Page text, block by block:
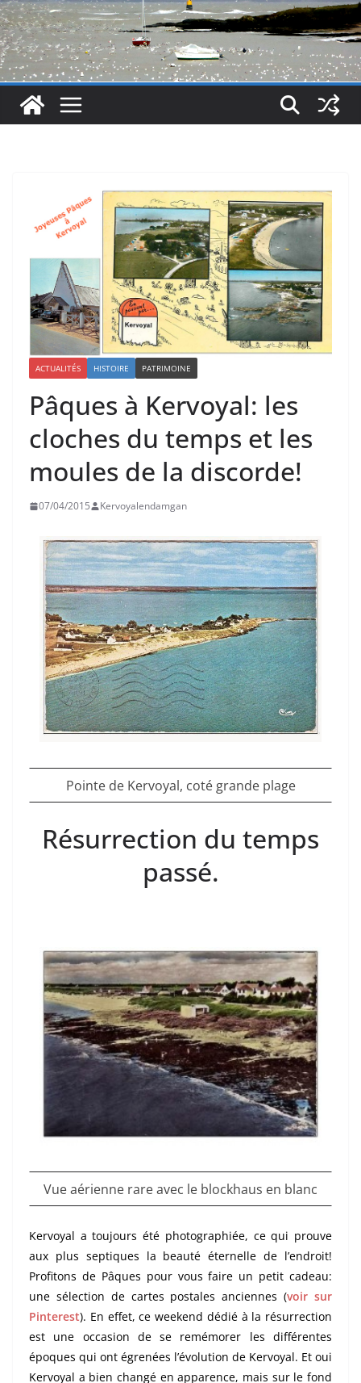
ACTUALITÉS HISTOIRE PATRIMOINE
Pâques à Kervoyal: les
cloches du temps et les
moules de la discorde!
07/04/2015 Kervoyalendamgan
Pointe de Kervoyal, coté grande plage
Résurrection du temps
passé.
Vue aérienne rare avec le blockhaus en blanc
Kervoyal a toujours été photographiée, ce qui prouve
aux plus septiques la beauté éternelle de l’endroit!
Profitons de Pâques pour vous faire un petit cadeau:
une sélection de cartes postales anciennes (voir sur
Pinterest). En effet, ce weekend dédié à la résurrection
est une occasion de se remémorer les différentes
époques qui ont égrenées l’évolution de Kervoyal. Et oui
Kervoyal a bien changé en apparence, mais sur le fond